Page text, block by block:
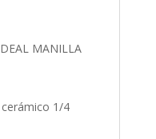
MANILLA
1/4